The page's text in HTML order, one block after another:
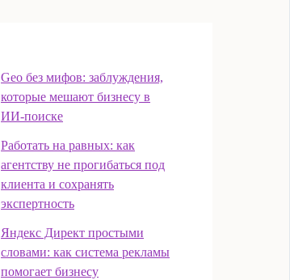
Geo без мифов: заблуждения,
которые мешают бизнесу в
ИИ‑поиске
Работать на равных: как
агентству не прогибаться под
клиента и сохранять
экспертность
Яндекс Директ простыми
словами: как система рекламы
помогает бизнесу